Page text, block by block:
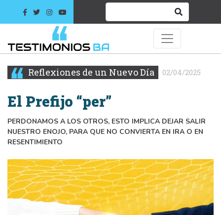
Reflexiones de un Nuevo Día 02/04/2025
El Prefijo “per”
PERDONAMOS A LOS OTROS, ESTO IMPLICA DEJAR SALIR
NUESTRO ENOJO, PARA QUE NO CONVIERTA EN IRA O EN
RESENTIMIENTO